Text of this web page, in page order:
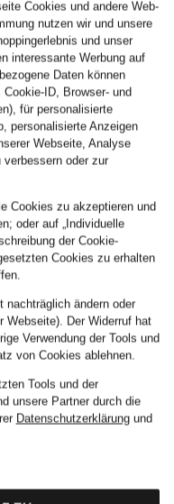
€
€
109,95 €
BR
159,99 €
Bestpreis:
Ursprünglich:
Cookies und andere Web-
nutzen wir und unsere
und unser
interessante Werbung auf
Daten können
ID, Browser- und
für personalisierte
personalisierte Anzeigen
Webseite, Analyse
oder zur
Cookies zu akzeptieren und
oder auf „Individuelle
der Cookie-
Cookies zu erhalten
nachträglich ändern oder
Webseite). Der Widerruf hat
Verwendung der Tools und
von Cookies ablehnen.
Tools und der
unsere Partner durch die
Datenschutzerklärungund